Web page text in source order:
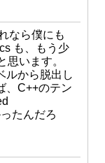
なら僕にも
も、もう少
思います。
ルから脱出し
C++のテン
たんだろ